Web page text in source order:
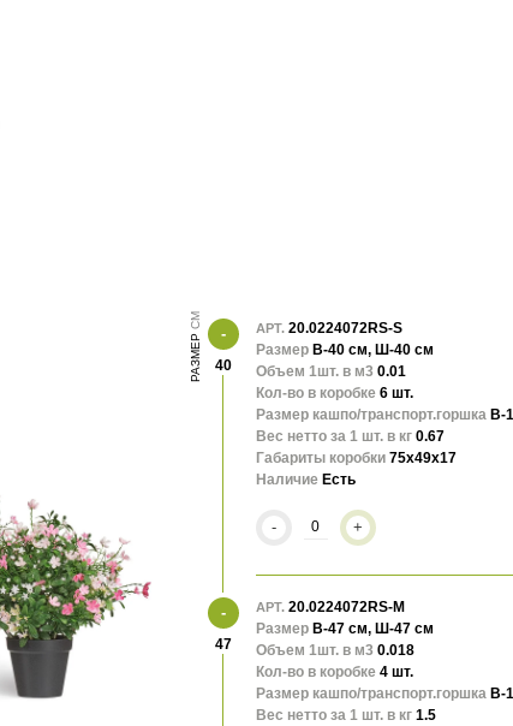
РАЗМЕР 40
АРТ. 20.0224072RS-S
Размер В-40 см, Ш-40 см
Объем 1шт. в м3 0.01
Кол-во в коробке 6 шт.
Размер кашпо/транспорт.горшка В-
Вес нетто за 1 шт. в кг 0.67
Габариты коробки 75x49x17
Наличие Есть
- +
47
АРТ. 20.0224072RS-M
Размер В-47 см, Ш-47 см
Объем 1шт. в м3 0.018
Кол-во в коробке 4 шт.
Размер кашпо/транспорт.горшка В-
Вес нетто за 1 шт. в кг 1.5